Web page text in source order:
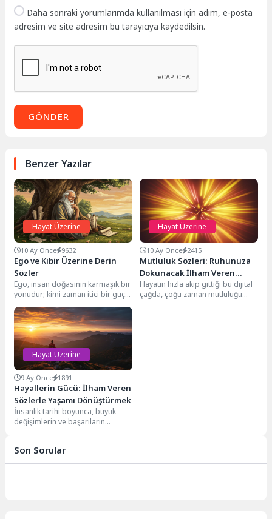
Daha sonraki yorumlarımda kullanılması için adım, e-posta
adresim ve site adresim bu tarayıcıya kaydedilsin.
GÖNDER
Benzer Yazılar
Hayat Üzerine
10 Ay Önce 9632
Ego ve Kibir Üzerine Derin
Sözler
Ego, insan doğasının karmaşık bir
yönüdür; kimi zaman itici bir güç,
kimi zaman ise yıkıcı...
Hayat Üzerine
10 Ay Önce 2415
Mutluluk Sözleri: Ruhunuza
Dokunacak İlham Veren
Alıntılar
Hayatın hızla akıp gittiği bu dijital
çağda, çoğu zaman mutluluğu
Hayat Üzerine
9 Ay Önce 1891
Hayallerin Gücü: İlham Veren
Sözlerle Yaşamı Dönüştürmek
İnsanlık tarihi boyunca, büyük
değişimlerin ve başarıların
Son Sorular